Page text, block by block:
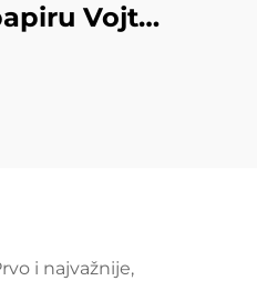
Vojta
i najvažnije,